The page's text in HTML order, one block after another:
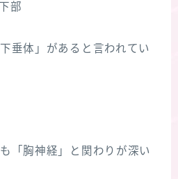
部
」があると言われてい
神経」と関わりが深い